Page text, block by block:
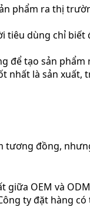
phẩm ra thị
tiêu dùng chỉ
để tạo sản phẩm
nhất là sản
tương đồng,
giữa OEM và
ty đặt hàng